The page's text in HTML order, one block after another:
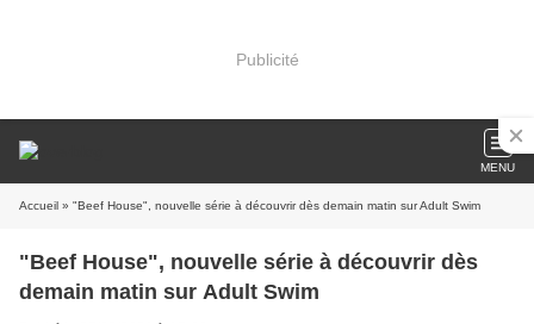
Publicité
MENU
Accueil » "Beef House", nouvelle série à découvrir dès demain matin sur Adult Swim
"Beef House", nouvelle série à découvrir dès
demain matin sur Adult Swim